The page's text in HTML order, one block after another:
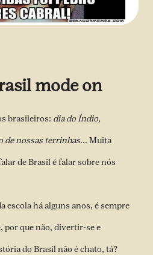
mode on
brasileiros: dia do Índio,
de nossas terrinhas... Muita
de Brasil é falar sobre nós
escola há alguns anos, é sempre
por que não, divertir-se e
do Brasil não é chato, tá?